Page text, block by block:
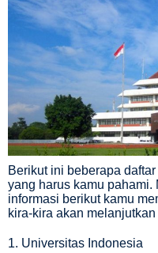
Berikut ini beberapa
yang harus kamu
informasi berikut kamu
kira-kira akan
1. Universitas Indonesia